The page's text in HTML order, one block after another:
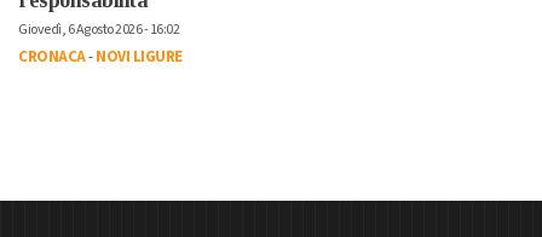
Giovedì, 6 Agosto 2026 - 16:02
CRONACA-NOVI LIGURE